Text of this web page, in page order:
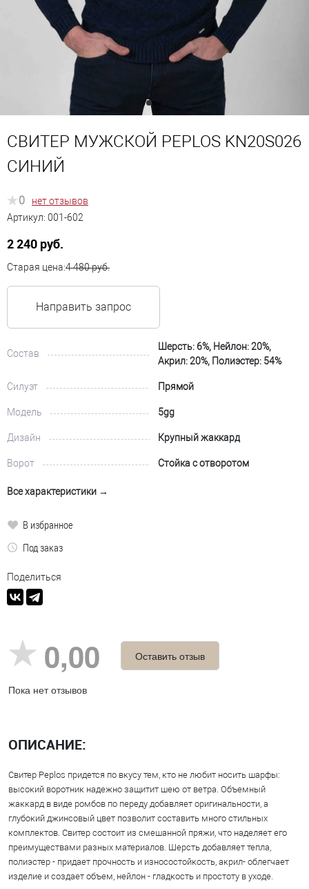
СВИТЕР МУЖСКОЙ PEPLOS KN20S026
СИНИЙ
0
нет отзывов
Артикул: 001-602
2 240 руб.
Старая цена:4 480 руб.
Направить запрос
Состав
Шерсть: 6%, Нейлон: 20%,
Акрил: 20%, Полиэстер: 54%
Силуэт Прямой
Модель 5gg
Дизайн Крупный жаккард
Ворот Стойка с отворотом
Все характеристики →
В избранное
Под заказ
Поделиться
0,00
Пока нет отзывов
Оставить отзыв
ОПИСАНИЕ:
Свитер Peplos придется по вкусу тем, кто не любит носить шарфы:
высокий воротник надежно защитит шею от ветра. Объемный
жаккард в виде ромбов по переду добавляет оригинальности, а
глубокий джинсовый цвет позволит составить много стильных
комплектов. Свитер состоит из смешанной пряжи, что наделяет его
преимуществами разных материалов. Шерсть добавляет тепла,
полиэстер - придает прочность и износостойкость, акрил- облегчает
изделие и создает объем, нейлон - гладкость и простоту в уходе.